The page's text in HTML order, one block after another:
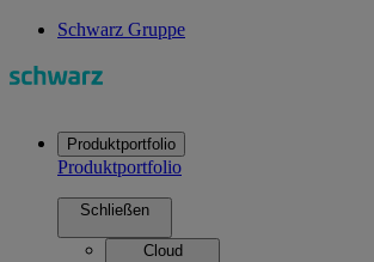
Schwarz Gruppe
Produktportfolio
Produktportfolio
Schließen
Cloud